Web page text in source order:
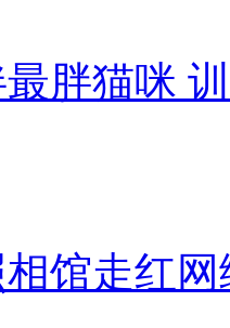
胖猫咪
馆走红网